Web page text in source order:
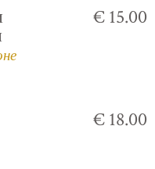
€ 15.00
€ 18.00